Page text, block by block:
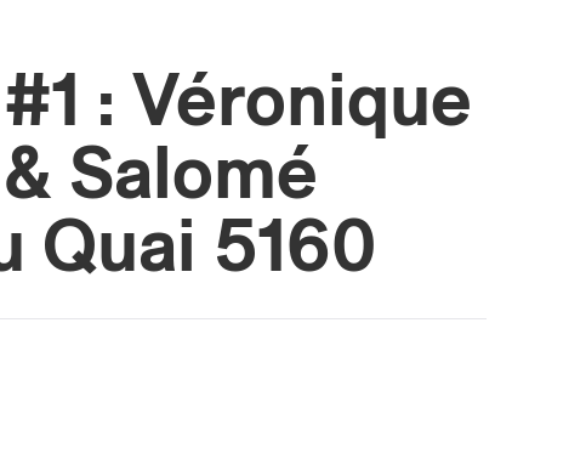
: Véronique
Salomé
Quai 5160